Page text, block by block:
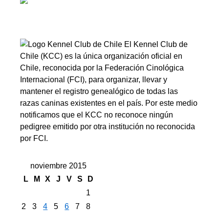
El Kennel Club de
Chile (KCC) es la única organización oficial en
Chile, reconocida por la Federación Cinológica
Internacional (FCI), para organizar, llevar y
mantener el registro genealógico de todas las
razas caninas existentes en el país. Por este medio
notificamos que el KCC no reconoce ningún
pedigree emitido por otra institución no reconocida
por FCI.
noviembre 2015
L
M X J V S
D
1
2
3 4 5 6 7 8